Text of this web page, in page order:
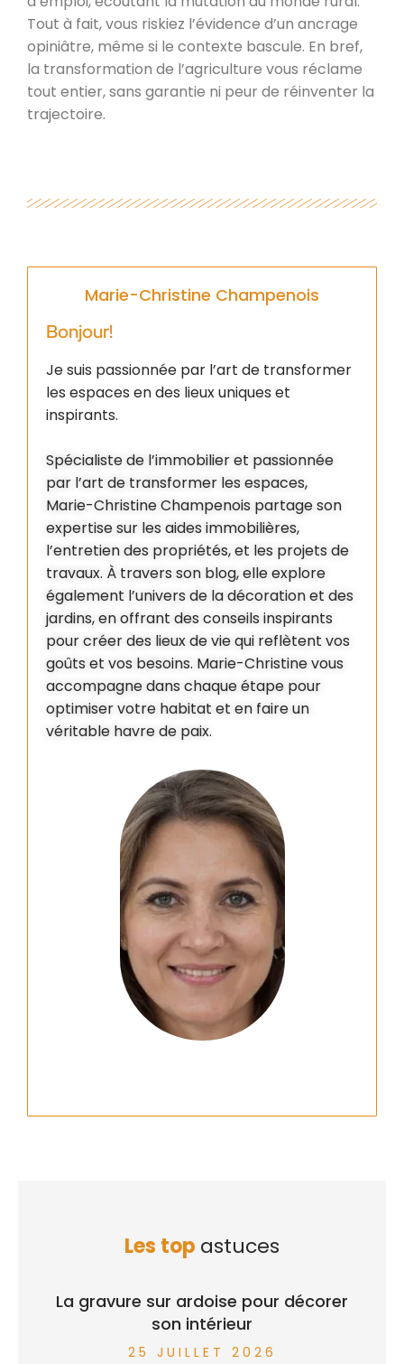
Tout à fait, vous riskiez l’évidence d’un ancrage
opiniâtre, même si le contexte bascule. En bref,
la transformation de l’agriculture vous réclame
tout entier, sans garantie ni peur de réinventer la
trajectoire.
Marie-Christine Champenois
Bonjour!
Je suis passionnée par l’art de transformer
les espaces en des lieux uniques et
inspirants.
Spécialiste de l’immobilier et passionnée
par l’art de transformer les espaces,
Marie-Christine Champenois partage son
expertise sur les aides immobilières,
l’entretien des propriétés, et les projets de
travaux. À travers son blog, elle explore
également l’univers de la décoration et des
jardins, en offrant des conseils inspirants
pour créer des lieux de vie qui reflètent vos
goûts et vos besoins. Marie-Christine vous
accompagne dans chaque étape pour
optimiser votre habitat et en faire un
véritable havre de paix.
Les top astuces
La gravure sur ardoise pour décorer
son intérieur
25 JUILLET 2026